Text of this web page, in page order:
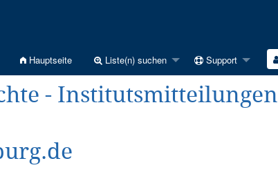
Hauptseite Liste(n) suchen Support
- Institutsmitteilungen